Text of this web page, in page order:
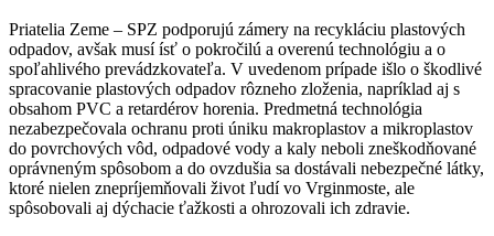
Priatelia Zeme – SPZ podporujú zámery na recykláciu plastových
odpadov, avšak musí ísť o pokročilú a overenú technológiu a o
spoľahlivého prevádzkovateľa. V uvedenom prípade išlo o škodlivé
spracovanie plastových odpadov rôzneho zloženia, napríklad aj s
obsahom PVC a retardérov horenia. Predmetná technológia
nezabezpečovala ochranu proti úniku makroplastov a mikroplastov
do povrchových vôd, odpadové vody a kaly neboli zneškodňované
oprávneným spôsobom a do ovzdušia sa dostávali nebezpečné látky,
ktoré nielen znepríjemňovali život ľudí vo Vrginmoste, ale
spôsobovali aj dýchacie ťažkosti a ohrozovali ich zdravie.